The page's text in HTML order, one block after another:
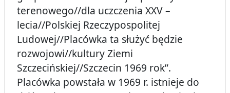
terenowego//dla uczczenia XXV –
lecia//Polskiej Rzeczypospolitej
Ludowej//Placówka ta służyć będzie
rozwojowi//kultury Ziemi
Szczecińskiej//Szczecin 1969 rok”.
Placówka powstała w 1969 r. istnieje do